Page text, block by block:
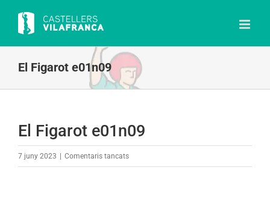
content
El Figarot e01n09
El Figarot e01n09
7 juny 2023 Comentaris tancatsa